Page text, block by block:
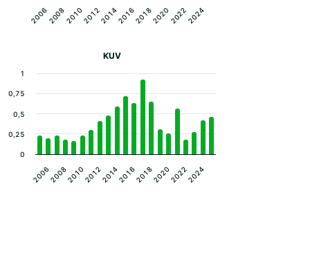
2006200820102012201420162018202020222024
KUV
2006200820102012201420162018202020222024
0
1
0,25
0,5
0,75